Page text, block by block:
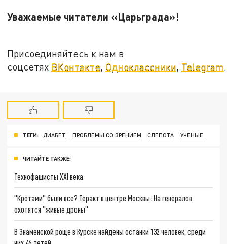
Уважаемые читатели «Царьграда»!
Присоединяйтесь к нам в
соцсетях ВКонтакте, Одноклассники, Telegram.
ТЕГИ: ДИАБЕТ ПРОБЛЕМЫ СО ЗРЕНИЕМ СЛЕПОТА УЧЕНЫЕ
ЧИТАЙТЕ ТАКЖЕ:
Технофашисты XXI века
"Кротами" были все? Теракт в центре Москвы: На генералов
охотятся "живые дроны"
В Знаменской роще в Курске найдены останки 132 человек, среди